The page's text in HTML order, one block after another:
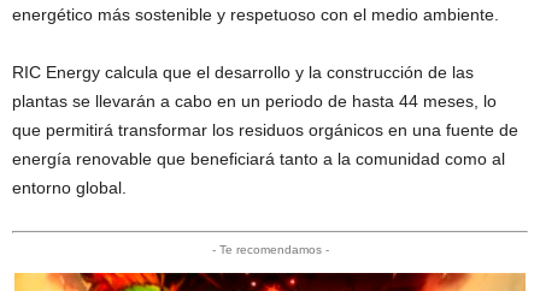
energético más sostenible y respetuoso con el medio ambiente.
RIC Energy calcula que el desarrollo y la construcción de las
plantas se llevarán a cabo en un periodo de hasta 44 meses, lo
que permitirá transformar los residuos orgánicos en una fuente de
energía renovable que beneficiará tanto a la comunidad como al
entorno global.
- Te recomendamos -